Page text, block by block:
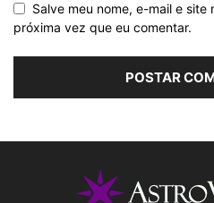
Salve meu nome, e-mail e
próxima vez que eu comentar.